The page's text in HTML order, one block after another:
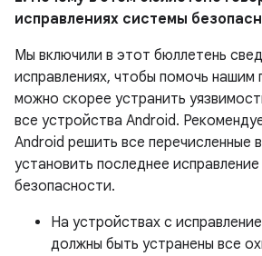
исправлениях системы
Мы включили в этот бюллетень
исправлениях, чтобы помочь нашим
можно скорее устранить
все устройства Android.
Android решить все перечисленные
установить последнее
безопасности.
На устройствах с
должны быть устранены все